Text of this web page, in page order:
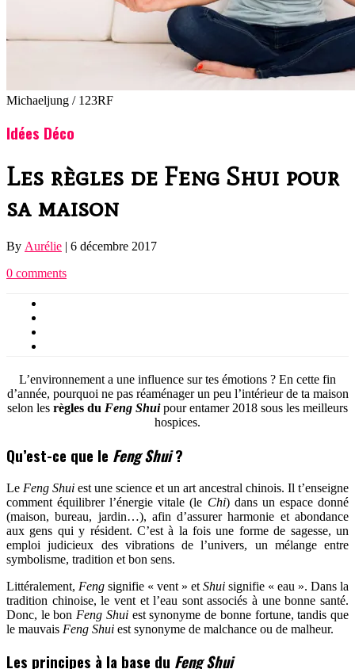
Michaeljung / 123RF
Idées Déco
Les règles de Feng Shui pour
sa maison
By Aurélie | 6 décembre 2017
0 comments
L’environnement a une influence sur tes émotions ? En cette fin
d’année, pourquoi ne pas réaménager un peu l’intérieur de ta maison
selon les règles du Feng Shuipour entamer 2018 sous les meilleurs
hospices.
Qu’est-ce que le Feng Shui?
Le Feng Shui est une science et un art ancestral chinois. Il t’enseigne
comment équilibrer l’énergie vitale (le Chi) dans un espace donné
(maison, bureau, jardin…), afin d’assurer harmonie et abondance
aux gens qui y résident. C’est à la fois une forme de sagesse, un
emploi judicieux des vibrations de l’univers, un mélange entre
symbolisme, tradition et bon sens.
Littéralement, Feng signifie « vent » et Shui signifie « eau ». Dans la
tradition chinoise, le vent et l’eau sont associés à une bonne santé.
Donc, le bon Feng Shuiest synonyme de bonne fortune, tandis que
le mauvais Feng Shui est synonyme de malchance ou de malheur.
Les principes à la base du Feng Shui